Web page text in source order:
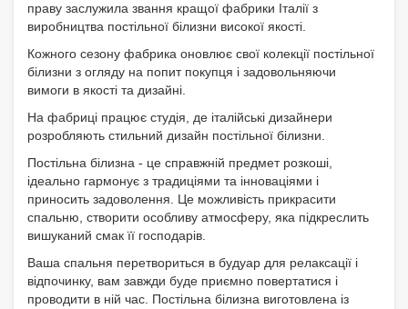
праву заслужила звання кращої фабрики Італії з
виробництва постільної білизни високої якості.
Кожного сезону фабрика оновлює свої колекції постільної
білизни з огляду на попит покупця і задовольняючи
вимоги в якості та дизайні.
На фабриці працює студія, де італійські дизайнери
розробляють стильний дизайн постільної білизни.
Постільна білизна - це справжній предмет розкоші,
ідеально гармонує з традиціями та інноваціями і
приносить задоволення. Це можливість прикрасити
спальню, створити особливу атмосферу, яка підкреслить
вишуканий смак її господарів.
Ваша спальня перетвориться в будуар для релаксації і
відпочинку, вам завжди буде приємно повертатися і
проводити в ній час. Постільна білизна виготовлена із